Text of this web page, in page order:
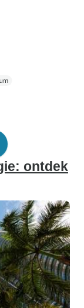
ontdek